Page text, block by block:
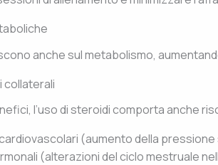
anche sul metabolismo,
l’uso di steroidi comporta anche
(aumento della
(alterazioni del ciclo mestruale